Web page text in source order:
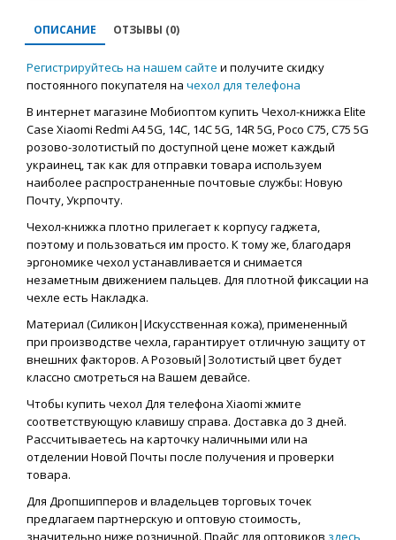
ОПИСАНИЕ ОТЗЫВЫ (0)
Регистрируйтесь на нашем сайте и получите скидку
постоянного покупателя на чехол для телефона
В интернет магазине Мобиоптом купить Чехол-книжка Elite
Case Xiaomi Redmi A4 5G, 14C, 14C 5G, 14R 5G, Poco C75, C75 5G
розово-золотистый по доступной цене может каждый
украинец, так как для отправки товара используем
наиболее распространенные почтовые службы: Новую
Почту, Укрпочту.
Чехол-книжка плотно прилегает к корпусу гаджета,
поэтому и пользоваться им просто. К тому же, благодаря
эргономике чехол устанавливается и снимается
незаметным движением пальцев. Для плотной фиксации на
чехле есть Накладка.
Материал (Силикон|Искусственная кожа), примененный
при производстве чехла, гарантирует отличную защиту от
внешних факторов. А Розовый|Золотистый цвет будет
классно смотреться на Вашем девайсе.
Чтобы купить чехол Для телефона Xiaomi жмите
соответствующую клавишу справа. Доставка до 3 дней.
Рассчитываетесь на карточку наличными или на
отделении Новой Почты после получения и проверки
товара.
Для Дропшипперов и владельцев торговых точек
предлагаем партнерскую и оптовую стоимость,
значительно ниже розничной. Прайс для оптовиков здесь